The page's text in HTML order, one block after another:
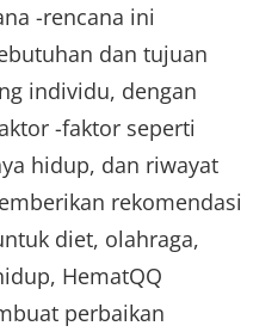
-rencana ini
dan tujuan
individu, dengan
-faktor seperti
hidup, dan riwayat
rekomendasi
diet, olahraga,
HematQQ
perbaikan